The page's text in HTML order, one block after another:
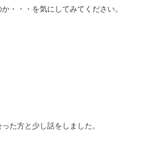
・・・を気にしてみてください。
た方と少し話をしました。